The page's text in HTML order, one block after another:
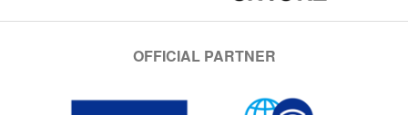
OFFICIAL PARTNER